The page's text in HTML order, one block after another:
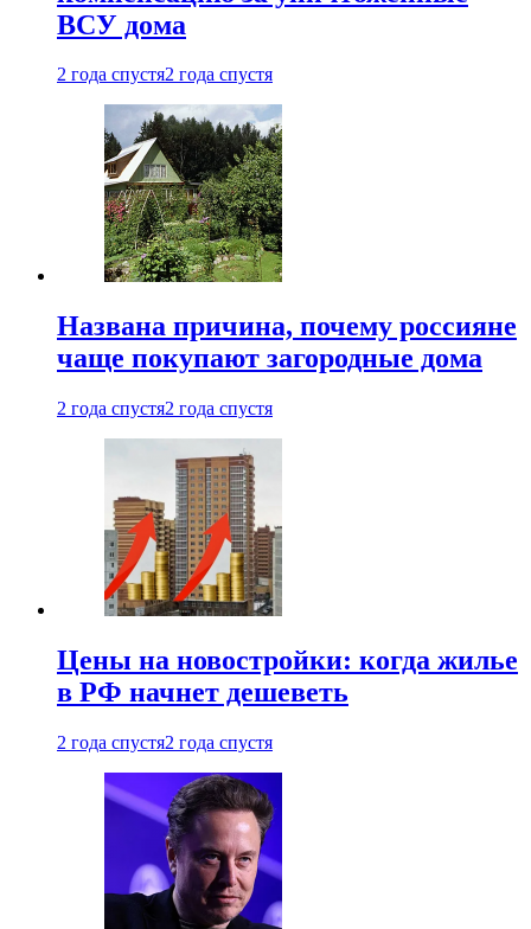
ВСУ дома
2 года спустя2 года спустя
Названа причина, почему россияне
чаще покупают загородные дома
2 года спустя2 года спустя
Цены на новостройки: когда жилье
в РФ начнет дешеветь
2 года спустя2 года спустя